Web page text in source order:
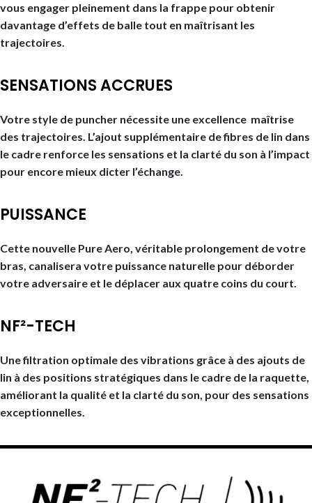
vous engager pleinement dans la frappe pour obtenir
davantage d’effets de balle tout en maîtrisant les
trajectoires.
SENSATIONS ACCRUES
Votre style de puncher nécessite une excellence maîtrise
des trajectoires. L’ajout supplémentaire de fibres de lin dans
le cadre renforce les sensations et la clarté du son à l’impact
pour encore mieux dicter l’échange.
PUISSANCE
Cette nouvelle Pure Aero, véritable prolongement de votre
bras, canalisera votre puissance naturelle pour déborder
votre adversaire et le déplacer aux quatre coins du court.
NF²-TECH
Une filtration optimale des vibrations grâce à des ajouts de
lin à des positions stratégiques dans le cadre de la raquette,
améliorant la qualité et la clarté du son, pour des sensations
exceptionnelles.